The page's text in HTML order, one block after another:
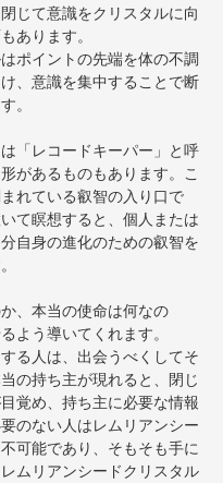
じて意識をクリスタルに向
あります。
ポイントの先端を体の不調
、意識を集中することで断
。
「レコードキーパー」と呼
があるものもあります。こ
れている叡智の入り口で
て瞑想すると、個人または
自身の進化のための叡智を
、本当の使命は何なの
よう導いてくれます。
る人は、出会うべくしてそ
の持ち主が現れると、閉じ
覚め、持ち主に必要な情報
のない人はレムリアンシー
可能であり、そもそも手に
ムリアンシードクリスタル